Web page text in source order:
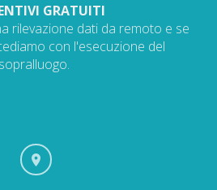
GRATUITI
rilevazione dati da remoto e se
con l'esecuzione del
sopralluogo.